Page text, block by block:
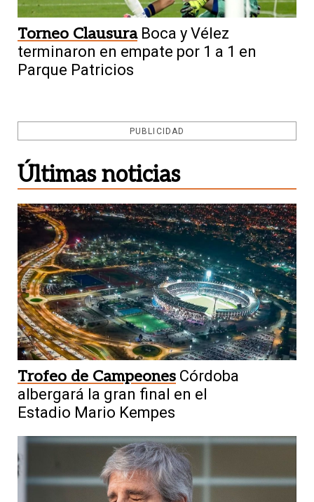
Torneo Clausura Boca y Vélez
terminaron en empate por 1 a 1 en
Parque Patricios
PUBLICIDAD
Últimas noticias
Trofeo de Campeones Córdoba
albergará la gran final en el
Estadio Mario Kempes